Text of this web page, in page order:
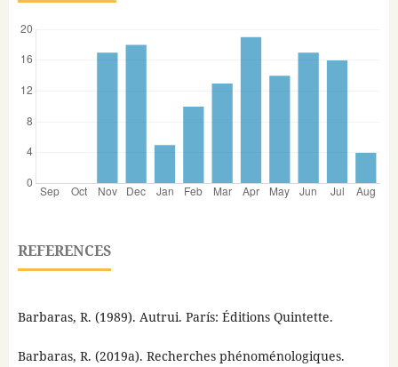
REFERENCES
Barbaras, R. (1989). Autrui. París: Éditions Quintette.
Barbaras, R. (2019a). Recherches phénoménologiques.